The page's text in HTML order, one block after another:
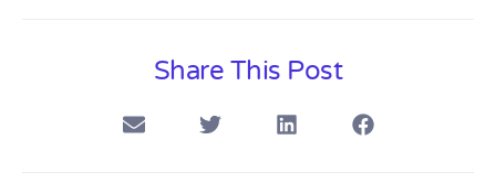
Share This Post